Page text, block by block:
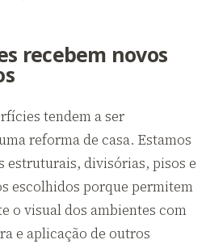
recebem novos
tendem a ser
reforma de casa. Estamos
estruturais, divisórias, pisos e
escolhidos porque permitem
o visual dos ambientes com
e aplicação de outros